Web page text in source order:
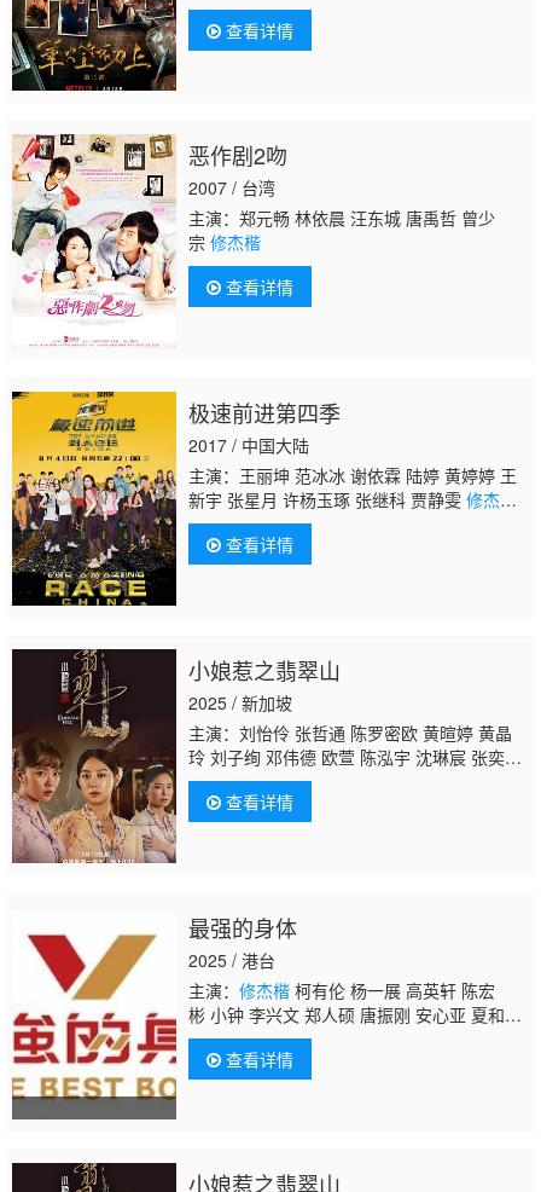
睿 江宜蓉 章广辰 郑元畅 刘敬 王柏杰
林柏宏 王净 曾敬骅 张睿家 胡玮杰 谢雨
芝 屈中恒 应采灵 王静莹 伊正 黄柔闽 朱宥
查看详情
恶作剧2吻
2007 / 台湾
主演：郑元畅 林依晨 汪东城 唐禹哲 曾少
宗 修杰楷
查看详情
极速前进第四季
2017 / 中国大陆
主演：王丽坤 范冰冰 谢依霖 陆婷 黄婷婷 王
新宇 张星月 许杨玉琢 张继科 贾静雯 修杰
楷郑元畅 吴振天 强子 吴敏霞 张效诚 张传
铭 邓滨查看详情
小娘惹之翡翠山
2025 / 新加坡
主演：刘怡伶 张哲通 陈罗密欧 黄暄婷 黄晶
玲 刘子绚 邓伟德 欧萱 陈泓宇 沈琳宸 张奕
恺 陈莉萍 翟思铭 郭坤耀 吴俐璇 朱泽亮 郑惠
玉 姚懿珊 黄振隆 曾晓晴 郑六月 胡煜诗 萧歆
霓 林昭婷 曾诗梅 卓芳娴 黄俊雄 陈丽贞 陈天
查看详情
最强的身体
2025 / 港台
主演： 修杰楷柯有伦 杨一展 高英轩 陈宏
彬 小钟 李兴文 郑人硕 唐振刚 安心亚 夏和
熙 禾浩辰 孙沁岳 林芯仪
查看详情
小娘惹之翡翠山